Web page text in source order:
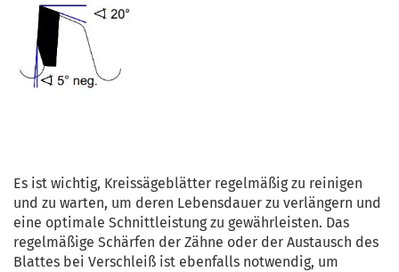
Es ist wichtig, Kreissägeblätter regelmäßig zu reinigen
und zu warten, um deren Lebensdauer zu verlängern und
eine optimale Schnittleistung zu gewährleisten. Das
regelmäßige Schärfen der Zähne oder der Austausch des
Blattes bei Verschleiß ist ebenfalls notwendig, um